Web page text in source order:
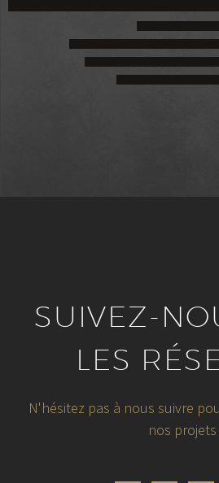
SUIVEZ-
LES
N'hésitez pas à nous suivre
nos projets